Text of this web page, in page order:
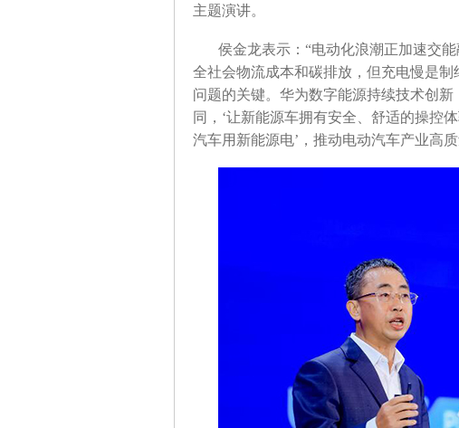
主题演讲。
侯金龙表示：“电动化浪潮正加速交
全社会物流成本和碳排放，但充电慢是
问题的关键。华为数字能源持续技术创
同，‘让新能源车拥有安全、舒适的操控
汽车用新能源电’，推动电动汽车产业高